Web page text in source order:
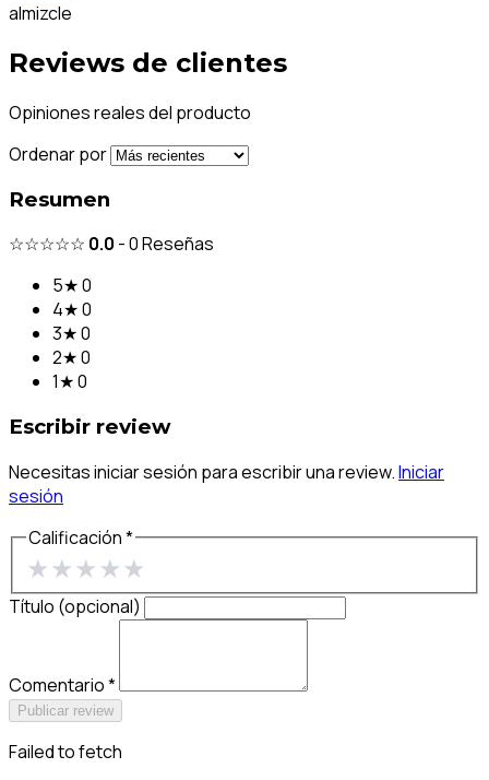
almizcle
Reviews de clientes
Opiniones reales del producto
Ordenar por
Resumen
☆☆☆☆☆ 0.0 -0Reseñas
5★0
4★0
3★0
2★0
1★0
Escribir review
Necesitas iniciar sesión para escribir una review.Iniciar
sesión
Calificación *
★★★★★
Título (opcional)
Comentario *
Publicar review
Failed to fetch